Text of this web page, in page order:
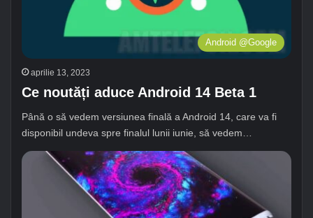
Android @Google
aprilie 13, 2023
Ce noutăți aduce Android 14 Beta 1
Până o să vedem versiunea finală a Android 14, care va fi
disponibil undeva spre finalul lunii iunie, să vedem…